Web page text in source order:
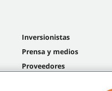
Inversionistas
Prensa y medios
Proveedores